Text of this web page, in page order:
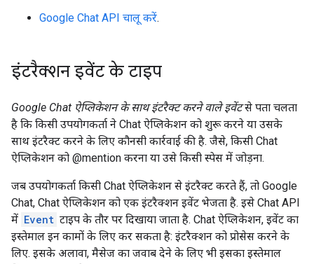
Google Chat API चालू करें.
इंटरैक्शन इवेंट के टाइप
Google Chat ऐप्लिकेशन के साथ इंटरैक्ट करने वाले इवेंटसे पता चलता
है कि किसी उपयोगकर्ता ने Chat ऐप्लिकेशन को शुरू करने या उसके
साथ इंटरैक्ट करने के लिए कौनसी कार्रवाई की है. जैसे, किसी Chat
ऐप्लिकेशन को @mention करना या उसे किसी स्पेस में जोड़ना.
जब उपयोगकर्ता किसी Chat ऐप्लिकेशन से इंटरैक्ट करते हैं, तो Google
Chat, Chat ऐप्लिकेशन को एक इंटरैक्शन इवेंट भेजता है. इसे Chat API
में Event टाइप के तौर पर दिखाया जाता है. Chat ऐप्लिकेशन, इवेंट का
इस्तेमाल इन कामों के लिए कर सकता है: इंटरैक्शन को प्रोसेस करने के
लिए. इसके अलावा, मैसेज का जवाब देने के लिए भी इसका इस्तेमाल